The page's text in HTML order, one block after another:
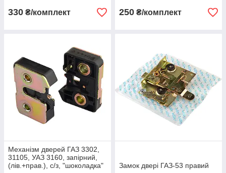
330 ₴/комплект 250 ₴/комплект
Механізм дверей ГАЗ 3302,
31105, УАЗ 3160, запірний,
(лів.+прав.), с/з, "шоколадка"
Замок двері ГАЗ-53 правий